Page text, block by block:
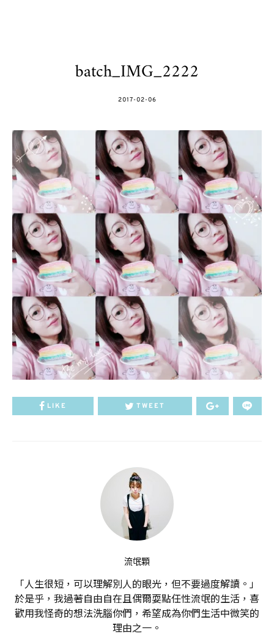
batch_IMG_2222
POSTED
2017-02-06
LIKE TWEET
流氓顆
「人生很短，可以理解別人的眼光，但不要過度解讀。」
於是乎，我過著自由自在且偶爾耍點任性流氓的生活，喜
歡用我怪奇的想法洗腦你們，希望成為你們生活中微笑的
理由之一。